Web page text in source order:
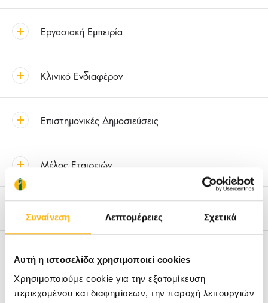
Συναίνεση Λεπτομέρειες Σχετικά
Αυτή η ιστοσελίδα χρησιμοποιεί cookies
Χρησιμοποιούμε cookie για την εξατομίκευση
περιεχομένου και διαφημίσεων, την παροχή λειτουργιών
Εργασιακή Εμπειρία
Κλινικό Ενδιαφέρον
Επιστημονικές Δημοσιεύσεις
Μέλος Εταιρειών
Στοιχεία Επικοινωνίας
Medical Directory